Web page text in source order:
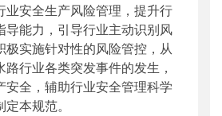
业安全生产风险管理，提升行
导能力，引导行业主动识别风
极实施针对性的风险管控，从
行业各类突发事件的发生，
安全，辅助行业安全管理科学
本规范。